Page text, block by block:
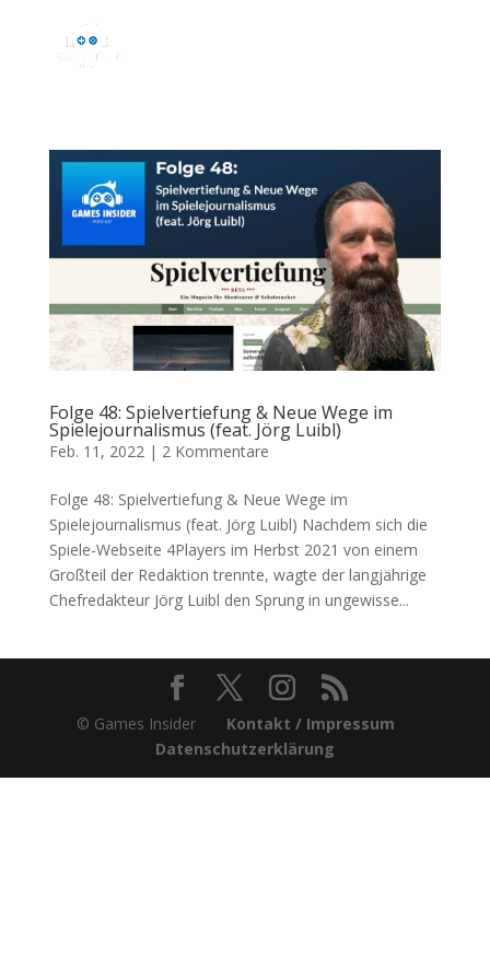
Folge 48: Spielvertiefung & Neue Wege im
Spielejournalismus (feat. Jörg Luibl)
Feb. 11, 2022 | 2 Kommentare
Folge 48: Spielvertiefung & Neue Wege im
Spielejournalismus (feat. Jörg Luibl) Nachdem sich die
Spiele-Webseite 4Players im Herbst 2021 von einem
Großteil der Redaktion trennte, wagte der langjährige
Chefredakteur Jörg Luibl den Sprung in ungewisse...
© Games Insider Kontakt / Impressum
Datenschutzerklärung